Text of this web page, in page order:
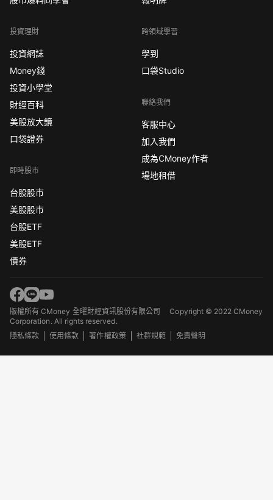
投資理財
投資網誌
Money錢
投資小學堂
財經百科
美股放大鏡
口袋證券
即時股市
台股股市
美股股市
台股ETF
美股ETF
債券
跨領域學習
學到
口袋Studio
聯絡我們
客服中心
加入我們
成為CMoney作者
場地租借
版權所有 CMoney 全曜財經資訊股份有限公司Copyright © 2022 CMoney
Corporation. All rights reserved.
隱私條款
使用條款 著作權政策 社群規範 免責聲明